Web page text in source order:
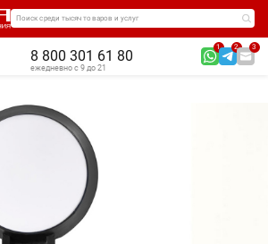
Поиск среди тысяч товаров и услуг
8 800 301 61 80
1 2 3
ежедневно с 9 до 21